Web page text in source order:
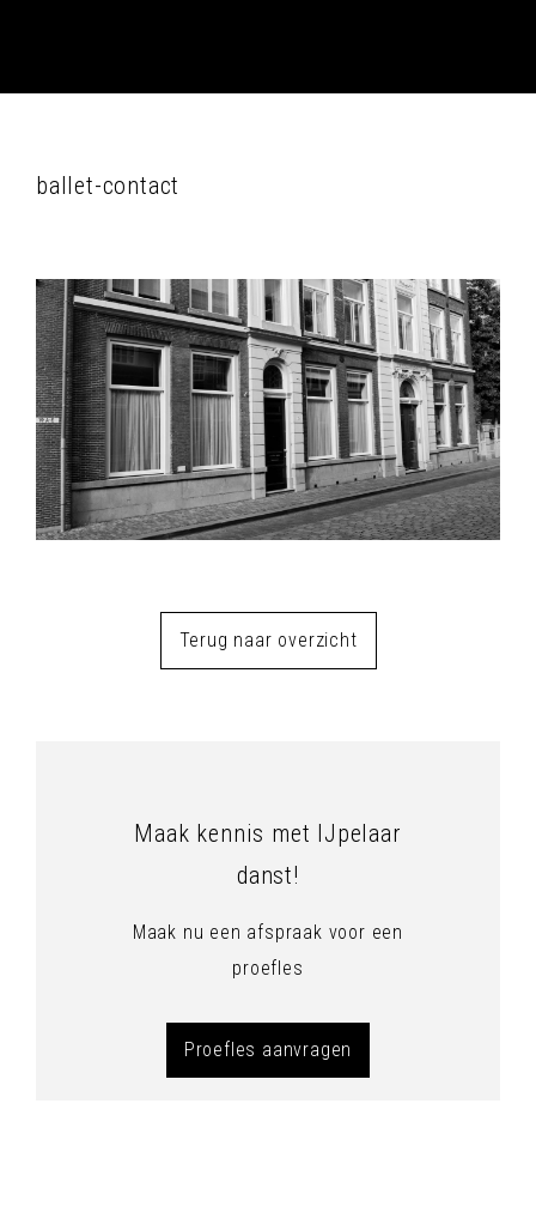
ballet-contact
Terug naar overzicht
Maak kennis met IJpelaar
danst!
Maak nu een afspraak voor een
proefles
Proefles aanvragen